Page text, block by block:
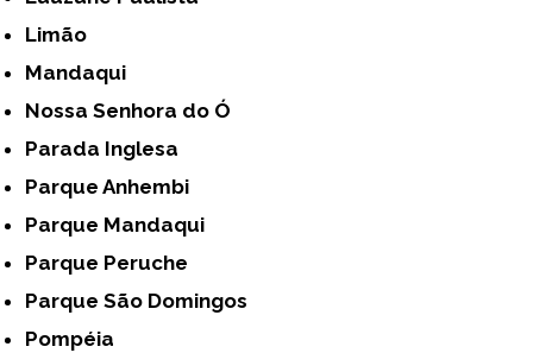
Limão
Mandaqui
Nossa Senhora do Ó
Parada Inglesa
Parque Anhembi
Parque Mandaqui
Parque Peruche
Parque São Domingos
Pompéia